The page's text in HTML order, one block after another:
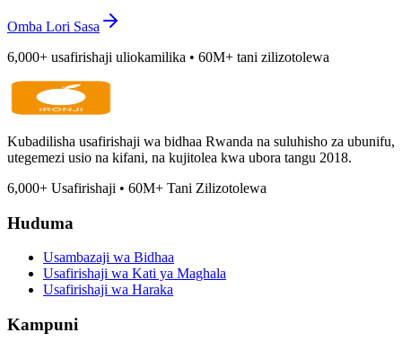
Omba Lori Sasa
6,000+ usafirishaji uliokamilika • 60M+ tani zilizotolewa
Kubadilisha usafirishaji wa bidhaa Rwanda na suluhisho za ubunifu,
utegemezi usio na kifani, na kujitolea kwa ubora tangu 2018.
6,000+ Usafirishaji • 60M+ Tani Zilizotolewa
Huduma
Usambazaji wa Bidhaa
Usafirishaji wa Kati ya Maghala
Usafirishaji wa Haraka
Kampuni